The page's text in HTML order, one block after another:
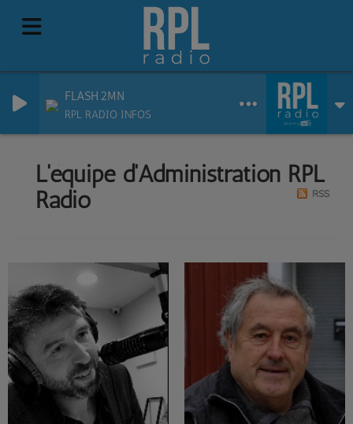
FLASH 2MN
RPL RADIO INFOS
L'équipe d'Administration RPL
Radio
RSS